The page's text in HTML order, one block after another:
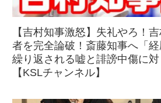
【吉村知事激怒】失礼やろ！
者を完全論破！斎藤知事へ「経
繰り返される嘘と誹謗中傷に
【KSLチャンネル】